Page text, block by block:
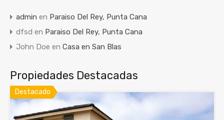
admin en Paraiso Del Rey, Punta Cana
dfsd en Paraiso Del Rey, Punta Cana
John Doe en Casa en San Blas
Propiedades Destacadas
Destacado